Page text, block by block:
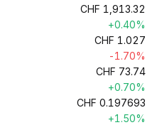
CHF 1,913.32
+0.40%
CHF 1.027
-1.70%
CHF 73.74
+0.70%
CHF 0.197693
+1.50%